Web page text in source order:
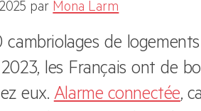
par Mona Larm
de
les Français ont de
eux.Alarme connectée,